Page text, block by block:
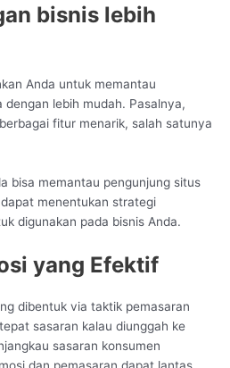
bisnis lebih
Anda untuk memantau
dengan lebih mudah. Pasalnya,
fitur menarik, salah satunya
bisa memantau pengunjung situs
menentukan strategi
digunakan pada bisnis Anda.
yang Efektif
dibentuk via taktik pemasaran
sasaran kalau diunggah ke
sasaran konsumen
dan pemasaran dapat lantas